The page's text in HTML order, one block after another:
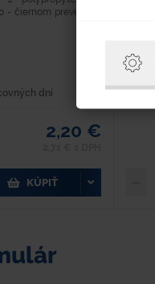
- čiernom prevedení.
dní
2,20 €
KÚPIŤ